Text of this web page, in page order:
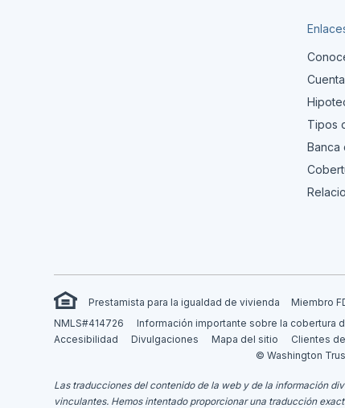
Tipos
Banca
Prestamista para la igualdad de vivienda
Miembro
NMLS#414726
Información importante sobre la cobertura
Accesibilidad
Divulgaciones Mapa del sitio
Clientes
© Washington
Las traducciones del contenido de la web y de la información
vinculantes. Hemos intentado proporcionar una traducción